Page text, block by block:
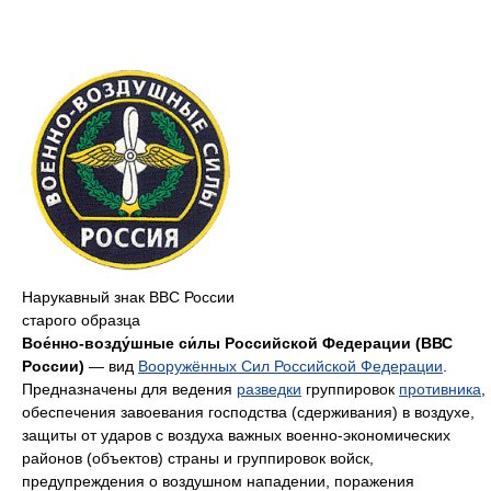
Нарукавный знак ВВС России
старого образца
Вое́нно-возду́шные си́лы Российской Федерации (ВВС
России) — вид Вооружённых Сил Российской Федерации
Предназначены для ведения разведки группировок противника
обеспечения завоевания господства (сдерживания) в воздухе,
защиты от ударов с воздуха важных военно-экономических
районов (объектов) страны и группировок войск,
предупреждения о воздушном нападении, поражения